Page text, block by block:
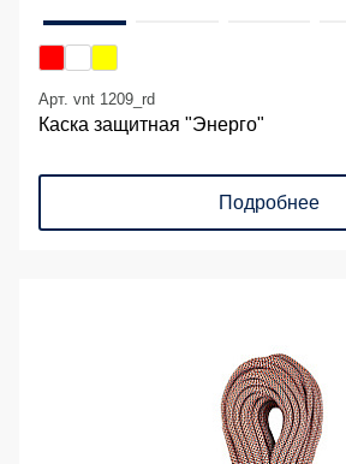
Арт. vnt 1209_rd
Каска защитная "Энерго"
Подробнее